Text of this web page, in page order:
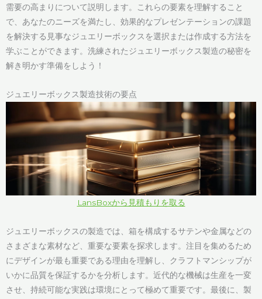
需要の高まりについて説明します。これらの要素を理解すること
で、あなたのニーズを満たし、効果的なプレゼンテーションの課題
を解決する見事なジュエリーボックスを選択または作成する方法を
学ぶことができます。洗練されたジュエリーボックス製造の秘密を
解き明かす準備をしよう！
ジュエリーボックス製造技術の要点
LansBoxから見積もりを取る
ジュエリーボックスの製造では、箱を構成するサテンや金属などの
さまざまな素材など、重要な要素を探求します。注目を集めるため
にデザインが最も重要である理由を理解し、クラフトマンシップが
いかに品質を保証するかを分析します。近代的な機械は生産を一変
させ、持続可能な実践は環境にとって極めて重要です。最後に、製